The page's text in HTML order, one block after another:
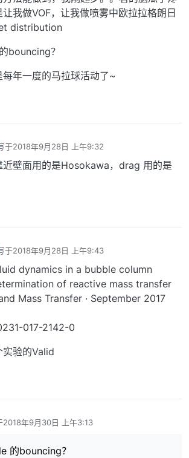
我做VOF，让我做喷雾中欧拉拉格朗日
distribution
bouncing？
年一度的马拉球活动了~
于2018年9月28日 上午9:32
后由 编辑
近壁面用的是Hosokawa，drag 用的是
于2018年9月28日 上午9:43
后由 编辑
dynamics in a bubble column
of reactive mass transfer
Mass Transfer · September 2017
017-2142-0
实验的Valid
2018年9月30日 上午3:13
由 编辑
的bouncing？